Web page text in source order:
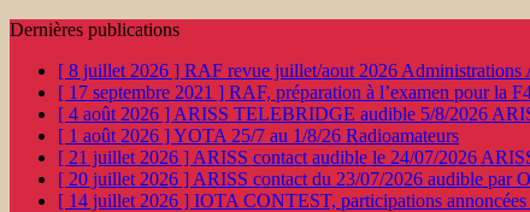
Dernières publications
[ 8 juillet 2026 ] RAF revue juillet/aout 2026
[ 17 septembre 2021 ] RAF, préparation à l’examen pour la
[ 4 août 2026 ] ARISS TELEBRIDGE audible 5/8/2026
[ 1 août 2026 ]YOTA 25/7 au 1/8/26 Radioamateurs
[ 21 juillet 2026 ] ARISS contact audible le 24/07/2026
[ 20 juillet 2026 ] ARISS contact du 23/07/2026 audible par
[ 14 juillet 2026 ] IOTA CONTEST, participations